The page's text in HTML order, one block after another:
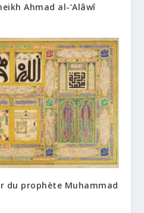
Ahmad al-‘Alâwî
du prophète Muhammad